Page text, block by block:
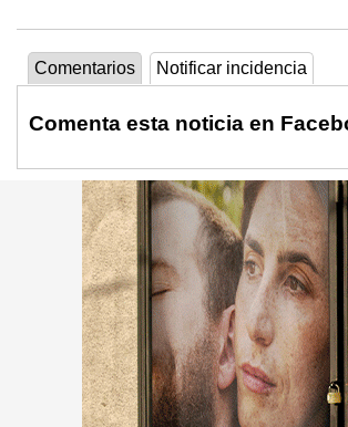
Comentarios Notificar incidencia
Comenta esta noticia en